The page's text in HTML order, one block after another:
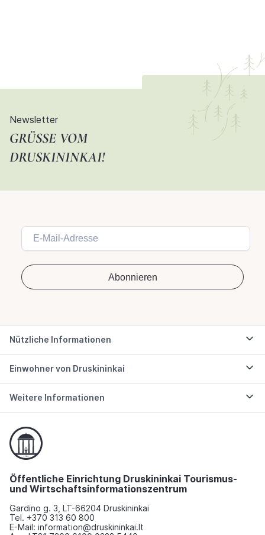
Newsletter
GRÜSSE VOM D
RUSKININKAI!
Nützliche Informationen
Einwohner von Druskininkai
Weitere Informationen
Öffentliche Einrichtung Druskininkai Tourismus-
und Wirtschaftsinformationszentrum
Gardino g. 3, LT-66204 Druskininkai
Tel. +370 313 60 800
E-Mail: information@druskininkai.lt